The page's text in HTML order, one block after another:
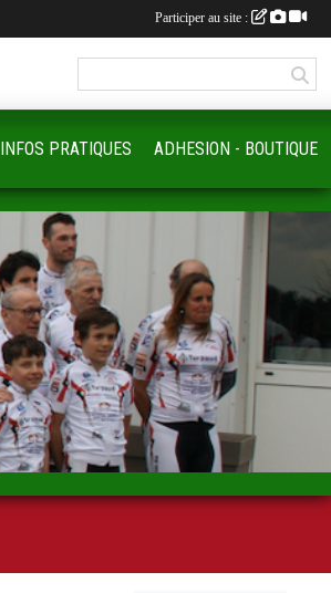
INFOS PRATIQUES ADHESION - BOUTIQUE
Participer au site :